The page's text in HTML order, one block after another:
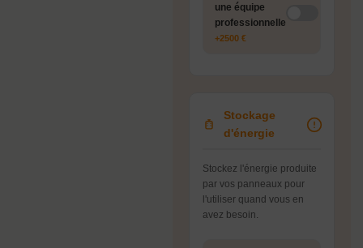
une équipe
professionnelle
+2500 €
Stockage
d'énergie
Stockez l'énergie produite
par vos panneaux pour
l'utiliser quand vous en
avez besoin.